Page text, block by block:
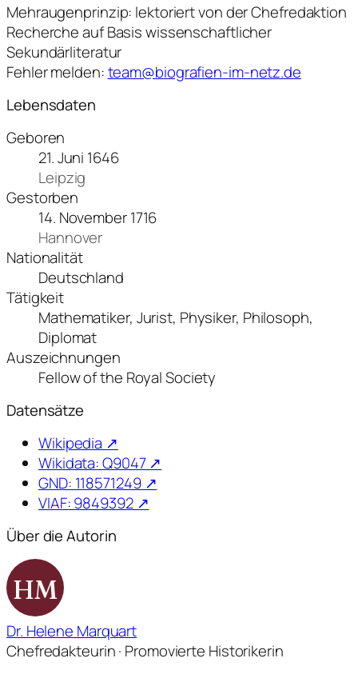
Mehraugenprinzip: lektoriert von der Chefredaktion
Recherche auf Basis wissenschaftlicher
Sekundärliteratur
Fehler melden:team@biografien-im-netz.de
Lebensdaten
Geboren
21. Juni 1646
Leipzig
Gestorben
14. November 1716
Hannover
Nationalität
Deutschland
Tätigkeit
Mathematiker, Jurist, Physiker, Philosoph,
Diplomat
Auszeichnungen
Fellow of the Royal Society
Datensätze
Wikipedia ↗
Wikidata: Q9047 ↗
GND: 118571249 ↗
VIAF: 9849392 ↗
Über die Autorin
HM
Dr. Helene Marquart
Chefredakteurin · Promovierte Historikerin